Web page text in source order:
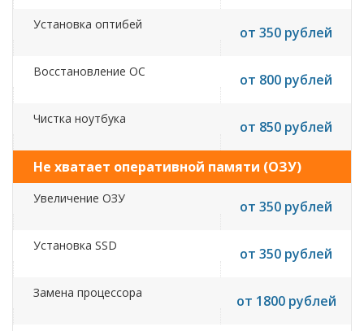
Установка оптибей от 350 рублей
Восстановление ОС от 800 рублей
Чистка ноутбука от 850 рублей
Не хватает оперативной памяти (ОЗУ)
Увеличение ОЗУ от 350 рублей
Установка SSD от 350 рублей
Замена процессора от 1800 рублей